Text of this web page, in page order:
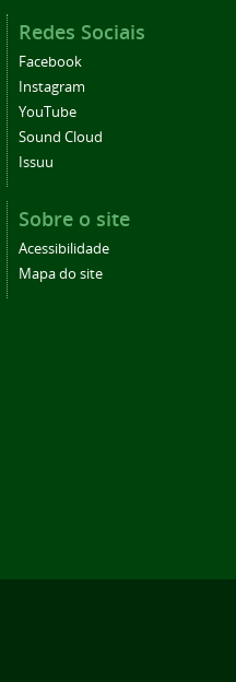
Redes Sociais
Facebook
Instagram
YouTube
Sound Cloud
Issuu
Sobre o site
Acessibilidade
Mapa do site